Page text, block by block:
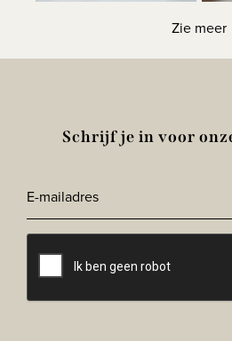
Zie meer
Schrijf je in voor